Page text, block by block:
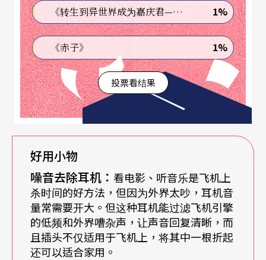
小、五脏俱全」也许不够形容，这箱子更像是多啦A
梦的百宝袋，可以无穷无尽地变出法宝来。
要如何让打包快速？邱瑗有一套方法，因为常出
国，所以她准备了一个旅行小包，黑色半透明材质
可以看见里面的东西，柔软的材质又能够适合各种
形状。日用品也是旅行组的小分装、贴上标签，只
要出发前检查一下，需要时装满就好，一包拎起就
解决了所有瓶瓶罐罐的问题。
事实上，在选箱子的时候，她就已经一并考虑。例
如箱子外面的口袋，不会占到里面的空间；而拖箱
《转生到异世界成为嘉庆君—发现我的祖先是诈骗集团!?》 1%
《赤子》 1%
投票看结果
好用小物
噪音去除耳机： 看电影、听音乐是飞机上
杀时间的好方法，但因为外界太吵，耳机音
量常需要开大。但这种耳机能过滤飞机引擎
的低频和外界嘈杂声，让声音回复清晰，而
且插头不仅适用于飞机上，将其中一根折起
还可以适合家用。